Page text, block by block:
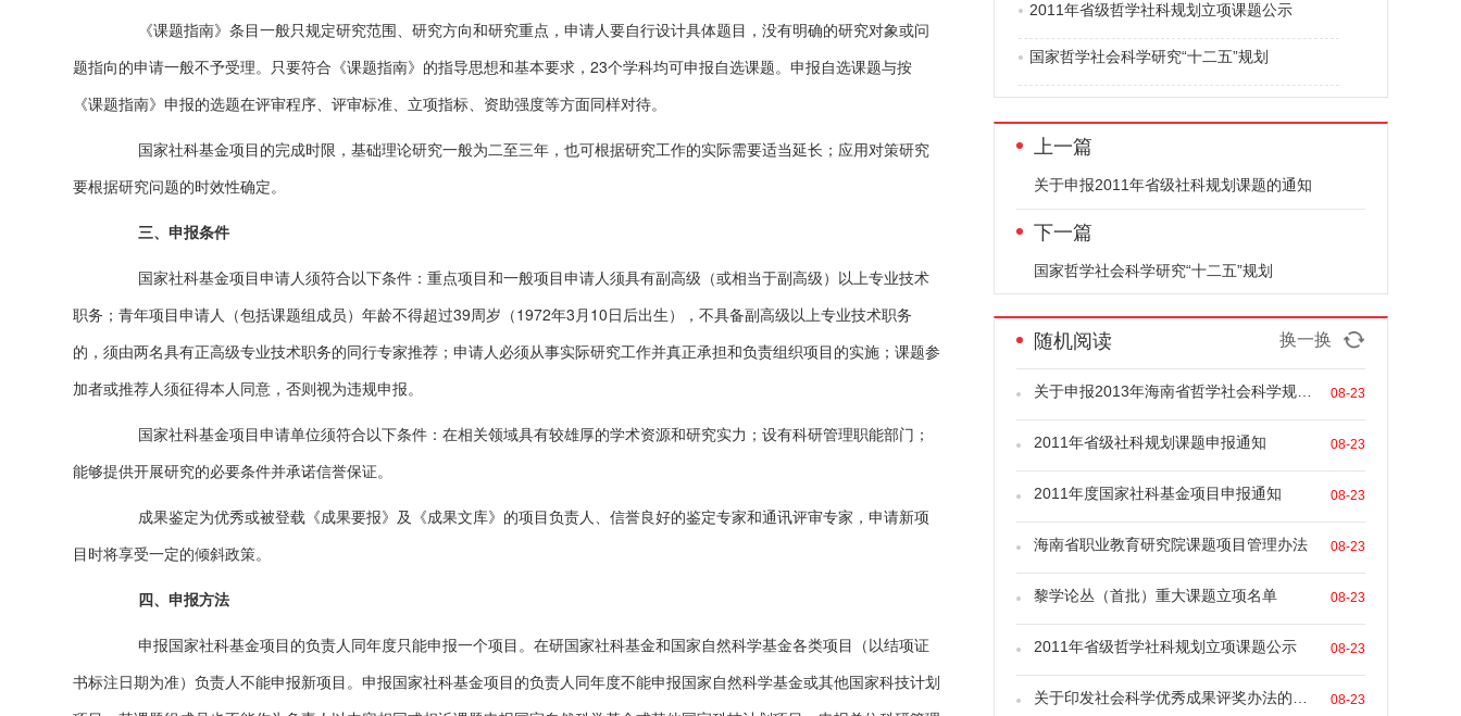
《课题指南》条目一般只规定研究范围、研究方向和研究重点，申请人要自行设计具体题目，没有明确的研究对象或问
题指向的申请一般不予受理。只要符合《课题指南》的指导思想和基本要求，23个学科均可申报自选课题。申报自选课题与按
《课题指南》申报的选题在评审程序、评审标准、立项指标、资助强度等方面同样对待。
国家社科基金项目的完成时限，基础理论研究一般为二至三年，也可根据研究工作的实际需要适当延长；应用对策研究
要根据研究问题的时效性确定。
三、申报条件
国家社科基金项目申请人须符合以下条件：重点项目和一般项目申请人须具有副高级（或相当于副高级）以上专业技术
职务；青年项目申请人（包括课题组成员）年龄不得超过39周岁（1972年3月10日后出生），不具备副高级以上专业技术职务
的，须由两名具有正高级专业技术职务的同行专家推荐；申请人必须从事实际研究工作并真正承担和负责组织项目的实施；课题参
加者或推荐人须征得本人同意，否则视为违规申报。
国家社科基金项目申请单位须符合以下条件：在相关领域具有较雄厚的学术资源和研究实力；设有科研管理职能部门；
能够提供开展研究的必要条件并承诺信誉保证。
成果鉴定为优秀或被登载《成果要报》及《成果文库》的项目负责人、信誉良好的鉴定专家和通讯评审专家，申请新项
目时将享受一定的倾斜政策。
四、申报方法
申报国家社科基金项目的负责人同年度只能申报一个项目。在研国家社科基金和国家自然科学基金各类项目（以结项证
书标注日期为准）负责人不能申报新项目。申报国家社科基金项目的负责人同年度不能申报国家自然科学基金或其他国家科技计划
2011年省级哲学社科规划立项课题公示
国家哲学社会科学研究“十二五”规划
上一篇
关于申报2011年省级社科规划课题的通知
下一篇
国家哲学社会科学研究“十二五”规划
随机阅读 换一换
关于申报2013年海南省哲学社会科学规划资... 08-23
2011年省级社科规划课题申报通知 08-23
2011年度国家社科基金项目申报通知 08-23
海南省职业教育研究院课题项目管理办法 08-23
黎学论丛（首批）重大课题立项名单 08-23
2011年省级哲学社科规划立项课题公示 08-23
关于印发社会科学优秀成果评奖办法的通知 08-23